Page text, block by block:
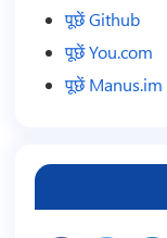
पूछें Github
पूछें You.com
पूछें Manus.im